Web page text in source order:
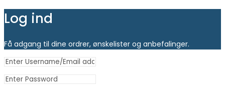
Log ind
Få adgang til dine ordrer, ønskelister og anbefalinger.